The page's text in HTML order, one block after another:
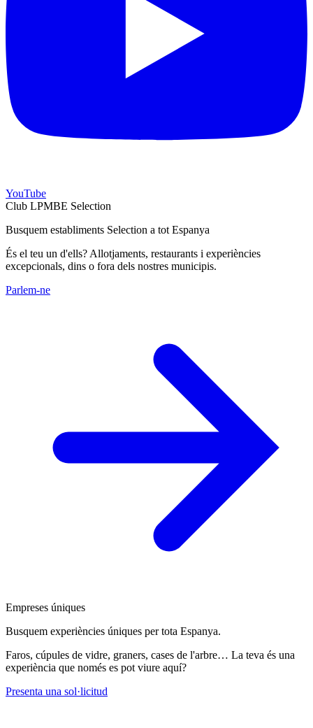
YouTube
Club LPMBE Selection
Busquem establiments Selection a tot Espanya
És el teu un d'ells? Allotjaments, restaurants i experiències
excepcionals, dins o fora dels nostres municipis.
Parlem-ne
Empreses úniques
Busquem experiències úniques per tota Espanya.
Faros, cúpules de vidre, graners, cases de l'arbre… La teva és una
experiència que només es pot viure aquí?
Presenta una sol·licitud